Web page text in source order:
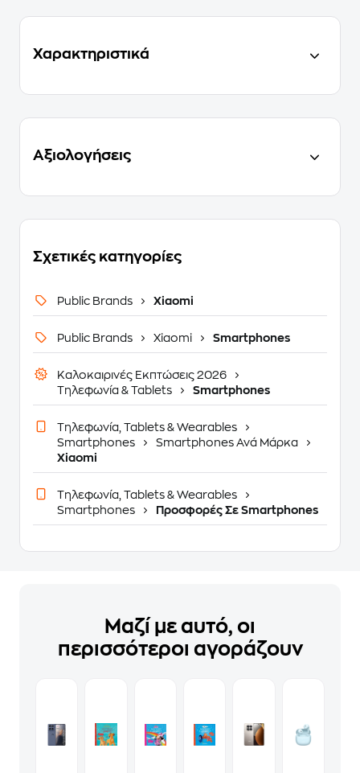
Χαρακτηριστικά
Αξιολογήσεις
Σχετικές κατηγορίες
Public Brands Xiaomi
Public Brands Xiaomi Smartphones
Καλοκαιρινές Εκπτώσεις 2026
Τηλεφωνία & Tablets
Smartphones
Τηλεφωνία, Tablets & Wearables
Smartphones
Smartphones Ανά Μάρκα
Xiaomi
Τηλεφωνία, Tablets & Wearables
Smartphones
Προσφορές Σε Smartphones
Μαζί με αυτό, οι
περισσότεροι αγοράζουν